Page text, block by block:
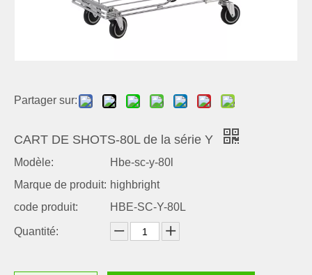
Partager sur:
CART DE SHOTS-80L de la série Y
Modèle:
Hbe-sc-y-80l
Marque de produit: highbright
code produit:
HBE-SC-Y-80L
Quantité: